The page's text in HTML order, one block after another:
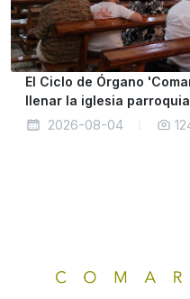
El Ciclo de Órgano
llenar la iglesia
2026-08-04